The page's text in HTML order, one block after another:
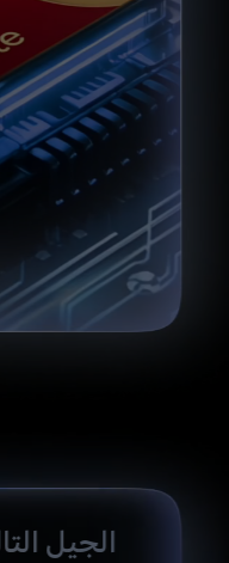
الجيل